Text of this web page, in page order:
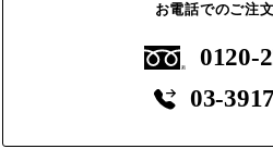
お電話でのご注
0120-
03-